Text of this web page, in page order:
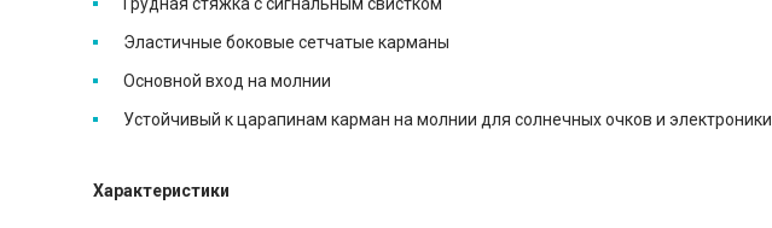
Эластичные боковые сетчатые карманы
Основной вход на молнии
Устойчивый к царапинам карман на молнии для солнечных очков и электроники
Характеристики